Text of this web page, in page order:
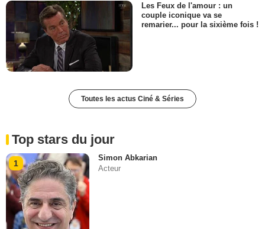
Les Feux de l'amour : un
couple iconique va se
remarier... pour la sixième fois !
Toutes les actus Ciné & Séries
Top stars du jour
1
Simon Abkarian
Acteur